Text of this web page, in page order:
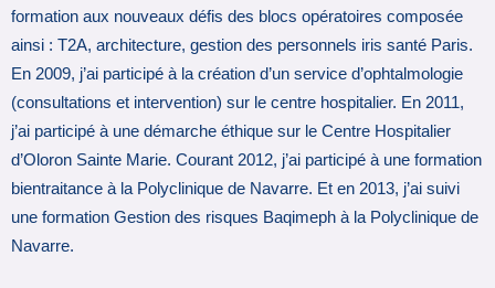
formation aux nouveaux défis des blocs opératoires composée
ainsi : T2A, architecture, gestion des personnels iris santé Paris.
En 2009, j’ai participé à la création d’un service d’ophtalmologie
(consultations et intervention) sur le centre hospitalier. En 2011,
j’ai participé à une démarche éthique sur le Centre Hospitalier
d’Oloron Sainte Marie. Courant 2012, j’ai participé à une formation
bientraitance à la Polyclinique de Navarre. Et en 2013, j’ai suivi
une formation Gestion des risques Baqimeph à la Polyclinique de
Navarre.